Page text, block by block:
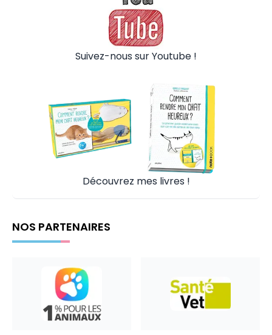
Suivez-nous sur Youtube !
Découvrez mes livres !
NOS PARTENAIRES